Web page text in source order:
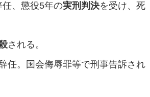
、懲役5年の実刑判決を受け、死
される。
。国会侮辱罪等で刑事告訴され